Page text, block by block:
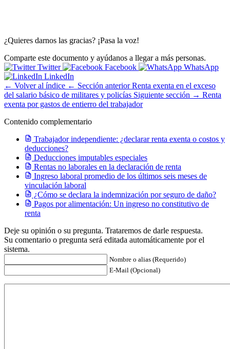
¿Quieres darnos las gracias? ¡Pasa la voz!
Comparte este documento y ayúdanos a llegar a más personas.
Twitter
Facebook
WhatsApp
LinkedIn
← Volver al índice ← Sección anterior Renta exenta en el exceso
del salario básico de militares y policías Siguiente sección → Renta
exenta por gastos de entierro del trabajador
Contenido complementario
Trabajador independiente: ¿declarar renta exenta o costos y
deducciones?
Deducciones imputables especiales
Rentas no laborales en la declaración de renta
Ingreso laboral promedio de los últimos seis meses de
vinculación laboral
¿Cómo se declara la indemnización por seguro de daño?
Pagos por alimentación: Un ingreso no constitutivo de
renta
Deje su opinión o su pregunta. Trataremos de darle respuesta.
Su comentario o pregunta será editada automáticamente por el
sistema.
Nombre o alias (Requerido)
E-Mail (Opcional)